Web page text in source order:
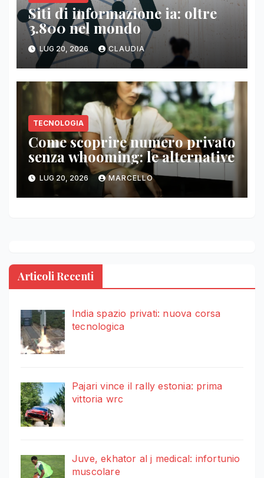
Siti di informazione ia: oltre
3.800 nel mondo
LUG 20, 2026 CLAUDIA
TECNOLOGIA
Come scoprire numero privato
senza whooming: le alternative
LUG 20, 2026 MARCELLO
Articoli Recenti
India spazio privati: nuova corsa
tecnologica
Pajari vince il rally estonia: prima
vittoria wrc
Juve, ekhator al j medical: infortunio
muscolare